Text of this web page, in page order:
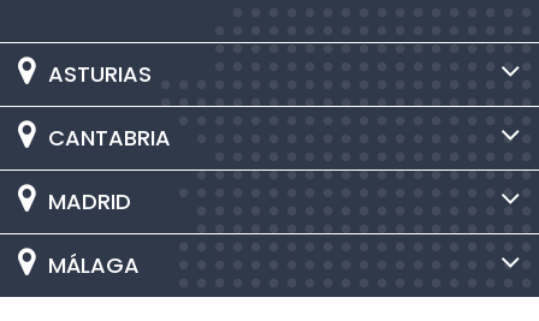
ASTURIAS
CANTABRIA
MADRID
MÁLAGA